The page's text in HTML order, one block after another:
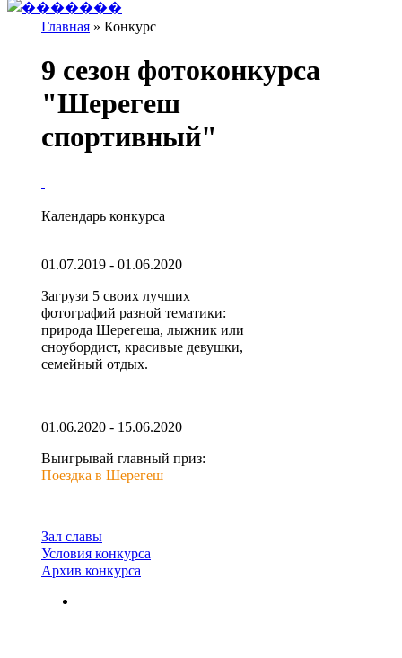
Главная » Конкурс
9 сезон фотоконкурса
"Шерегеш
спортивный"
Календарь конкурса
01.07.2019 - 01.06.2020
Загрузи 5 своих лучших
фотографий разной тематики:
природа Шерегеша, лыжник или
сноубордист, красивые девушки,
семейный отдых.
01.06.2020 - 15.06.2020
Выигрывай главный приз:
Поездка в Шерегеш
Зал славы
Условия конкурса
Архив конкурса